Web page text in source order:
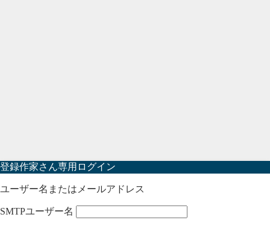
登録作家さん専用ログイン
ユーザー名またはメールアドレス
SMTPユーザー名